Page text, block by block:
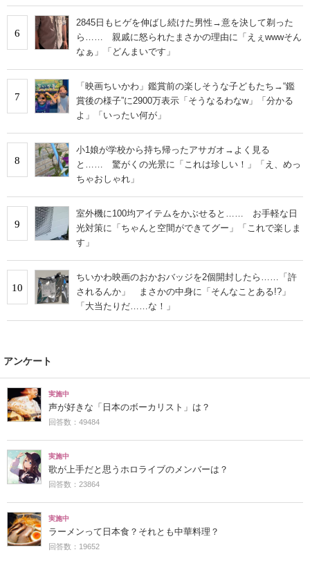
6
2845日もヒゲを伸ばし続けた男性→意を決して剃った
ら…… 親戚に怒られたまさかの理由に「えぇwwwそん
なぁ」「どんまいです」
7
「映画ちいかわ」鑑賞前の楽しそうな子どもたち→“鑑
賞後の様子”に2900万表示「そうなるわなw」「分かる
よ」「いったい何が」
8
小1娘が学校から持ち帰ったアサガオ→よく見る
と…… 驚がくの光景に「これは珍しい！」「え、めっ
ちゃおしゃれ」
9
室外機に100均アイテムをかぶせると…… お手軽な日
光対策に「ちゃんと空間ができてグー」「これで楽しま
す」
10
ちいかわ映画のおかおバッジを2個開封したら……「許
されるんか」 まさかの中身に「そんなことある!?」
「大当たりだ……な！」
アンケート
実施中
声が好きな「日本のボーカリスト」は？
回答数：49484
実施中
歌が上手だと思うホロライブのメンバーは？
回答数：23864
実施中
ラーメンって日本食？それとも中華料理？
回答数：19652